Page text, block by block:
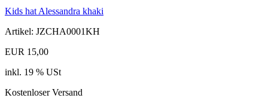
Kids hat Alessandra khaki
Artikel: JZCHA0001KH
EUR 15,00
inkl. 19 % USt
Kostenloser Versand